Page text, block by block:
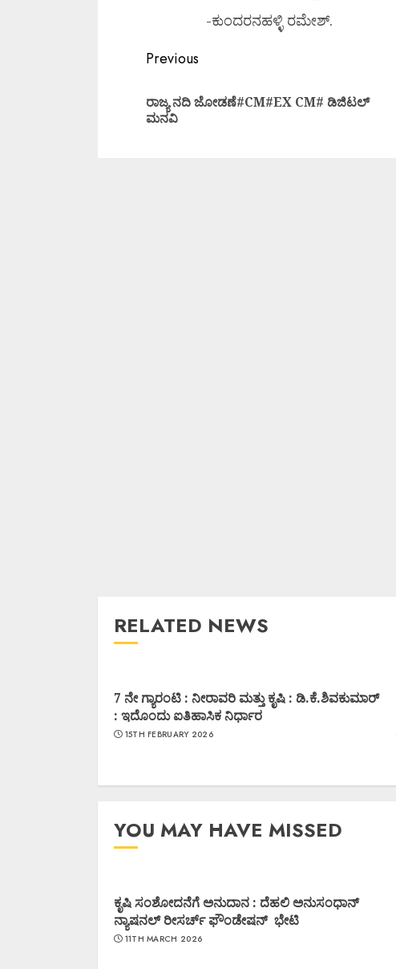
-ಕುಂದರನಹಳ್ಳಿ ರಮೇಶ್.
Previous
ರಾಜ್ಯ ನದಿ ಜೋಡಣೆ#CM#EX CM# ಡಿಜಿಟಲ್
ಮನವಿ
RELATED NEWS
7 ನೇ ಗ್ಯಾರಂಟಿ : ನೀರಾವರಿ ಮತ್ತು ಕೃಷಿ : ಡಿ.ಕೆ.ಶಿವಕುಮಾರ್
: ಇದೊಂದು ಐತಿಹಾಸಿಕ ನಿರ್ಧಾರ
15TH FEBRUARY 2026
YOU MAY HAVE MISSED
ಕೃಷಿ ಸಂಶೋದನೆಗೆ ಅನುದಾನ : ದೆಹಲಿ ಅನುಸಂಧಾನ್
ನ್ಯಾಷನಲ್ ರೀಸರ್ಚ್ ಫೌಂಡೇಷನ್ ಭೇಟಿ
11TH MARCH 2026